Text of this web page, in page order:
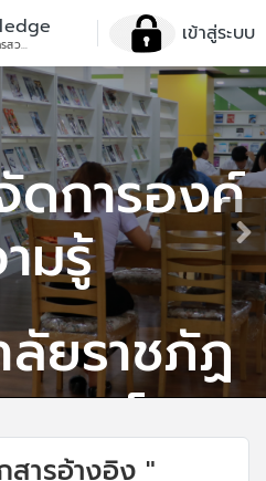
มหาวิทยาลัยราชภัฏนครสวรรค์ เข้าสู่ระบบ
ดการองค์
มรู้
ยราชภัฏ
วรรค์
สารอ้างอิง "